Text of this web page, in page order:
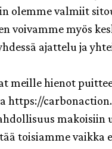
olemme valmiit
voivamme myös
ajattelu ja
meille hienot
https://
makoisiin
toisiamme vaikka